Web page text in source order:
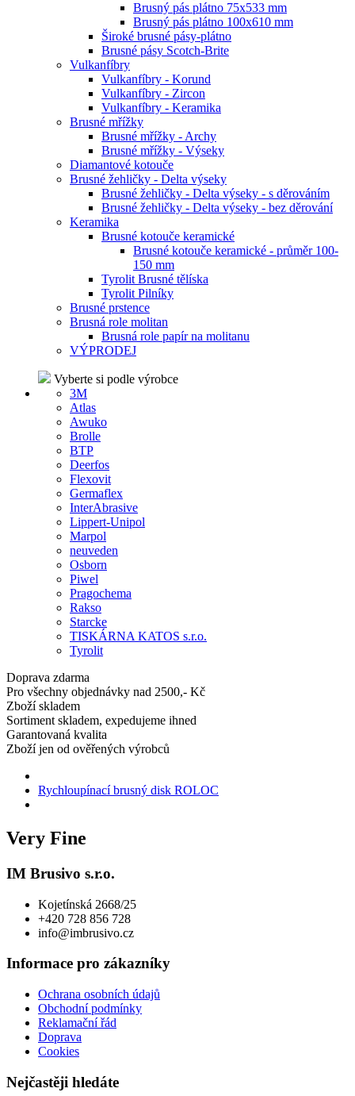
Brusný pás plátno 75x533 mm
Brusný pás plátno 100x610 mm
Široké brusné pásy-plátno
Brusné pásy Scotch-Brite
Vulkanfíbry
Vulkanfíbry - Korund
Vulkanfíbry - Zircon
Vulkanfíbry - Keramika
Brusné mřížky
Brusné mřížky - Archy
Brusné mřížky - Výseky
Diamantové kotouče
Brusné žehličky - Delta výseky
Brusné žehličky - Delta výseky - s děrováním
Brusné žehličky - Delta výseky - bez děrování
Keramika
Brusné kotouče keramické
Brusné kotouče keramické - průměr 100-
150 mm
Tyrolit Brusné tělíska
Tyrolit Pilníky
Brusné prstence
Brusná role molitan
Brusná role papír na molitanu
VÝPRODEJ
Vyberte si podle výrobce
3M
Atlas
Awuko
Brolle
BTP
Deerfos
Flexovit
Germaflex
InterAbrasive
Lippert-Unipol
Marpol
neuveden
Osborn
Piwel
Pragochema
Rakso
Starcke
TISKÁRNA KATOS s.r.o.
Tyrolit
Doprava zdarma
Pro všechny objednávky nad 2500,- Kč
Zboží skladem
Sortiment skladem, expedujeme ihned
Garantovaná kvalita
Zboží jen od ověřených výrobců
Rychloupínací brusný disk ROLOC
Very Fine
IM Brusivo s.r.o.
Kojetínská 2668/25
+420 728 856 728
info@imbrusivo.cz
Informace pro zákazníky
Ochrana osobních údajů
Obchodní podmínky
Reklamační řád
Doprava
Cookies
Nejčastěji hledáte